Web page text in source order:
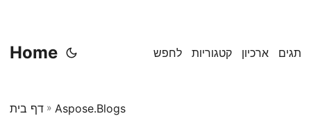
Home לחפש קטגוריות ארכיון תגים
דף בית » Aspose.Blogs